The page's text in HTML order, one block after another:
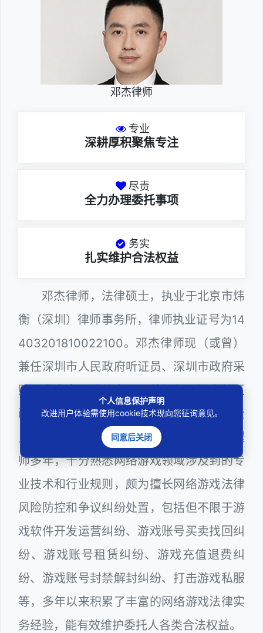
邓杰律师
专业
深耕厚积聚焦专注
尽责
全力办理委托事项
务实
扎实维护合法权益
邓杰律师，法律硕士，执业于北京市炜
衡（深圳）律师事务所，律师执业证号为14
403201810022100。邓杰律师现（或曾）
兼任深圳市人民政府听证员、深圳市政府采
购评审专家（法律类），曾担任深圳市某区
政府系统公职律师、计算机信息网络安全
员、WEB前端开发和WEB服务器维护工程
师多年，十分熟悉网络游戏领域涉及到的专
业技术和行业规则，颇为擅长网络游戏法律
风险防控和争议纠纷处置，包括但不限于游
戏软件开发运营纠纷、游戏账号买卖找回纠
纷、游戏账号租赁纠纷、游戏充值退费纠
纷、游戏账号封禁解封纠纷、打击游戏私服
等，多年以来积累了丰富的网络游戏法律实
务经验，能有效维护委托人各类合法权益。
个人信息保护声明
改进用户体验需使用cookie技术现向您征询意见。
同意后关闭